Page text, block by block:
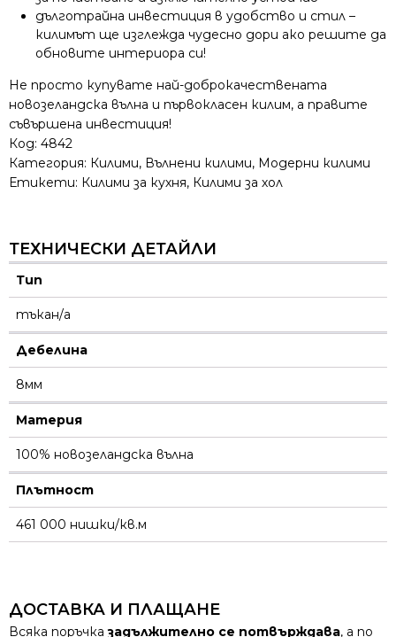
дълготрайна инвестиция в удобство и стил –
килимът ще изглежда чудесно дори ако решите да
обновите интериора си!
Не просто купувате най-доброкачествената
новозеландска вълна и първокласен килим, а правите
съвършена инвестиция!
Код: 4842
Категория: Килими, Вълнени килими, Модерни килими
Етикети: Килими за кухня, Килими за хол
ТЕХНИЧЕСКИ ДЕТАЙЛИ
Тип
тъкан/а
Дебелина
8мм
Материя
100% новозеландска вълна
Плътност
461 000 нишки/кв.м
ДОСТАВКА И ПЛАЩАНЕ
Всяка поръчказадължително се потвърждава, а по